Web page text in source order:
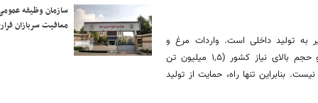
به تولید داخلی است. واردات مرغ و
تخم‌مرغ به دلیل محدودیت‌های لجستیکی، عمر کوتاه ماندگاری محصولات و حجم بالای نیاز کشور (۱,۵ میلیون تن
نیست. بنابراین تنها راه، حمایت از تولید
سازمان وظیفه
معافیت سربازان